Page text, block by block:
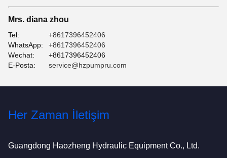
Mrs. diana zhou
Tel:
+8617396452406
WhatsApp:
+8617396452406
Wechat:
+8617396452406
E-Posta:
service@hzpumpru.com
Her Zaman İletişim
Guangdong Haozheng Hydraulic Equipment Co., Ltd.